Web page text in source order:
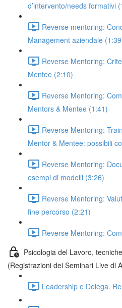
d’intervento/needs formativi
Reverse mentoring:
Management aziendale
Reverse Mentoring:
Mentee (2:10)
Reverse Mentoring:
Mentors & Mentee (1:41)
Reverse Mentoring:
Mentor & Mentee: possibili
Reverse Mentoring:
esempi di modelli (3:26)
Reverse Mentoring:
fine percorso (2:21)
Reverse Mentoring:
Psicologia del Lavoro,
(Registrazioni dei Seminari Live di
Leadership e Delega.